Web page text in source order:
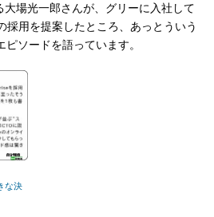
場光一郎さんが、グリーに入社して
採用を提案したところ、あっとういう
ソードを語っています。
な決